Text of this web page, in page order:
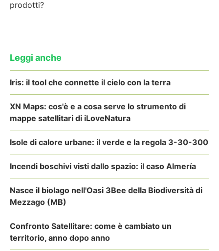
prodotti?
Leggi anche
Iris: il tool che connette il cielo con la terra
XN Maps: cos'è e a cosa serve lo strumento di
mappe satellitari di iLoveNatura
Isole di calore urbane: il verde e la regola 3-30-300
Incendi boschivi visti dallo spazio: il caso Almería
Nasce il biolago nell'Oasi 3Bee della Biodiversità di
Mezzago (MB)
Confronto Satellitare: come è cambiato un
territorio, anno dopo anno